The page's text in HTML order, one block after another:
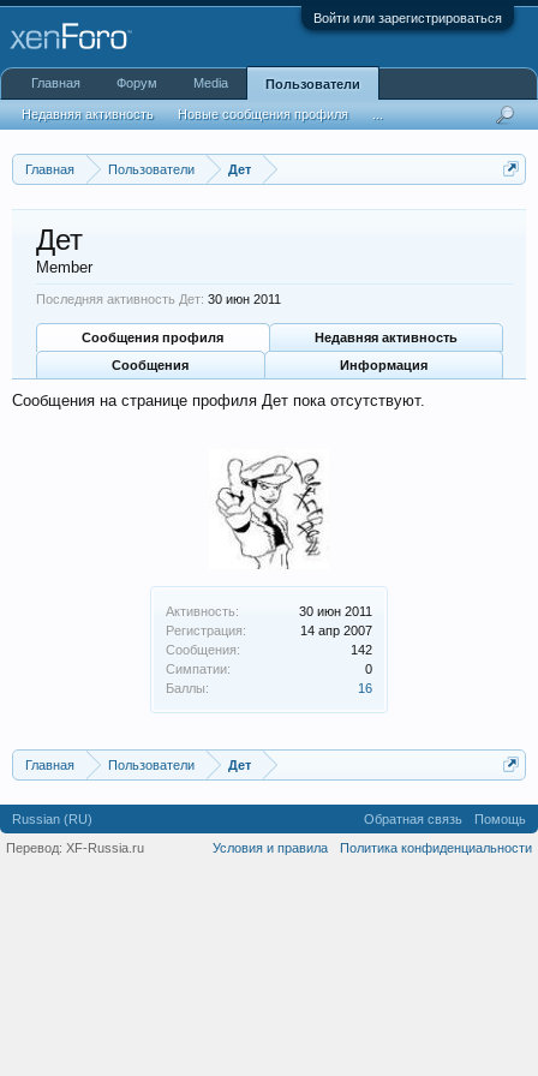
Войти или зарегистрироваться
Главная Пользователи Дет
Активность:
30 июн 2011
Регистрация:
14 апр 2007
Сообщения:
142
Симпатии:
0
Баллы:
16
Дет
Member
Последняя активность Дет: 30 июн 2011
Сообщения профиля
Недавняя активность
Сообщения
Информация
Сообщения на странице профиля Дет пока отсутствуют.
Главная Пользователи Дет
Главная Форум Media Пользователи
Недавняя активность Новые сообщения профиля
Russian (RU) Обратная связь
Помощь
Условия и правила
Политика конфиденциальности
Перевод: XF-Russia.ru